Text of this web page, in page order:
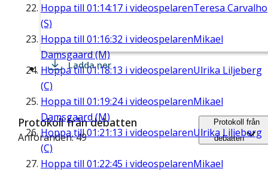
Hoppa till 01:14:17 i videospelarenTeresa Carvalho
(S)
Hoppa till 01:16:32 i videospelarenMikael
Damsgaard (M)
Hoppa till01:18:13 i videospelarenUlrika Liljeberg
(C)
Hoppa till 01:19:24i videospelarenMikael
Damsgaard (M)
Hoppa till01:21:13 i videospelarenUlrika Liljeberg
(C)
Hoppa till 01:22:45 i videospelarenMikael
Ladda ner
Protokoll från debatten
Anföranden: 49
Protokoll från
debatten